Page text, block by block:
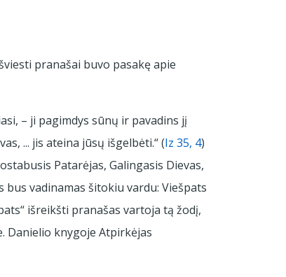
pranašai buvo pasakę apie
– ji pagimdys sūnų ir pavadins jį
... jis ateina jūsų išgelbėti.“ (Iz 35, 4)
Patarėjas, Galingasis Dievas,
bus vadinamas šitokiu vardu: Viešpats
išreikšti pranašas vartoja tą žodį,
Danielio knygoje Atpirkėjas